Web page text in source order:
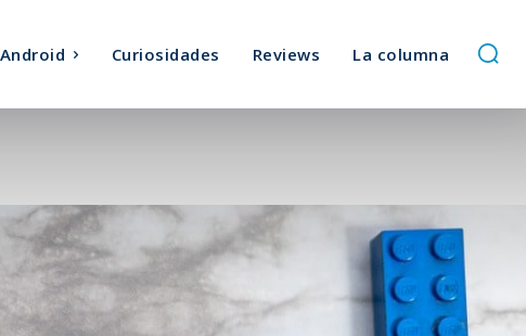
Android Curiosidades Reviews La columna